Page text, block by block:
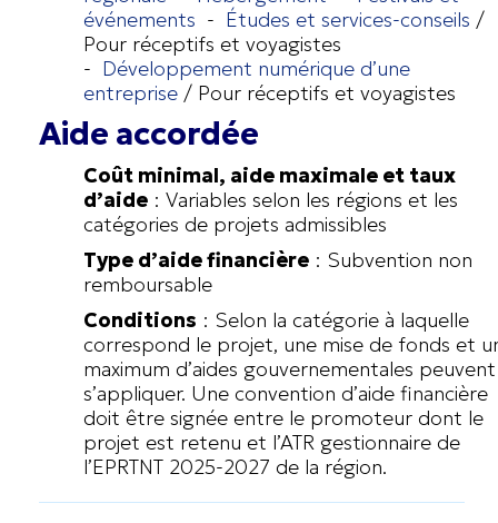
événements - Études et services-conseils /
Pour réceptifs et voyagistes
- Développement numérique d’une
entreprise/ Pour réceptifs et voyagistes
Aide accordée
Coût minimal, aide maximale et taux
d’aide: Variables selon les régions et les
catégories de projets admissibles
Type d’aide financière: Subvention non
remboursable
Conditions : Selon la catégorie à laquelle
correspond le projet, une mise de fonds et
maximum d’aides gouvernementales peuvent
s’appliquer. Une convention d’aide financière
doit être signée entre le promoteur dont le
projet est retenu et l’ATR gestionnaire de
l’EPRTNT 2025-2027 de la région.